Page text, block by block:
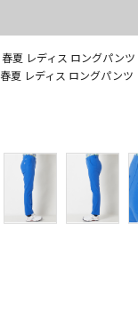
春夏 レディス ロングパンツ
春夏 レディス ロングパンツ